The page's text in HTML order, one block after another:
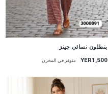
جديد
بنطلون نسائي جينز
YER1,500 متوفر في المخزن